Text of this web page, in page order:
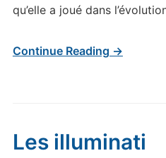
qu’elle a joué dans
Continue Reading →
Les illuminati